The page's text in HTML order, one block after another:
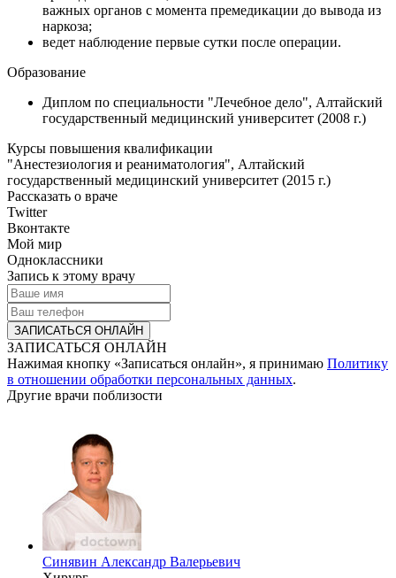
важных органов с момента премедикации до вывода из
наркоза;
ведет наблюдение первые сутки после операции.
Образование
Диплом по специальности "Лечебное дело", Алтайский
государственный медицинский университет (2008 г.)
Курсы повышения квалификации
"Анестезиология и реаниматология", Алтайский
государственный медицинский университет (2015 г.)
Рассказать о враче
Twitter
Вконтакте
Мой мир
Одноклассники
Запись к этому врачу
ЗАПИСАТЬСЯ ОНЛАЙН
Нажимая кнопку «Записаться онлайн», я принимаю Политику
в отношении обработки персональных данных.
Другие врачи поблизости
Синявин Александр Валерьевич